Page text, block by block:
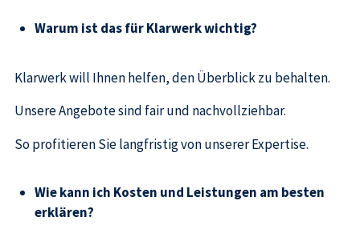
Warum ist das für Klarwerk wichtig?
Klarwerk will Ihnen helfen, den Überblick zu behalten.
Unsere Angebote sind fair und nachvollziehbar.
So profitieren Sie langfristig von unserer Expertise.
Wie kann ich Kosten und Leistungen am besten
erklären?